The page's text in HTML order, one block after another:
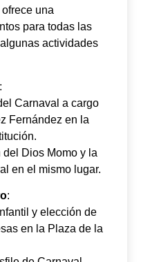
una
para todas las
actividades
:
Carnaval a cargo
Fernández en la
del Dios Momo y la
en el mismo lugar.
:
y elección de
en la Plaza de la